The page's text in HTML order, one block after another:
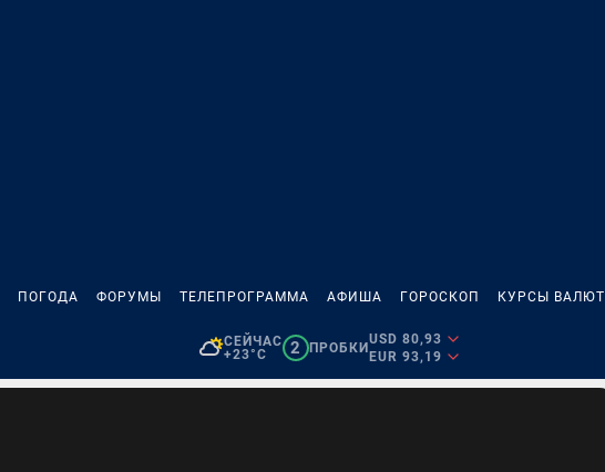
ПОГОДА ФОРУМЫ ТЕЛЕПРОГРАММА АФИША ГОРОСКОП КУРСЫ ВАЛЮТ
СЕЙЧАС
+23°C
2 ПРОБКИ
USD 80,93
EUR 93,19